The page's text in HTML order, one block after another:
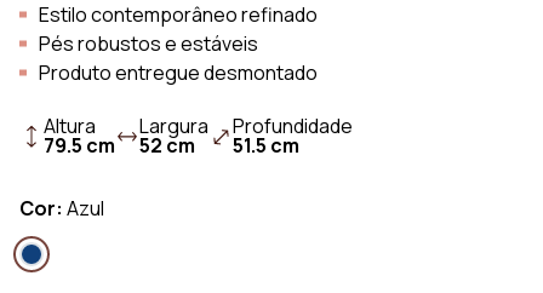
Estilo contemporâneo refinado
Pés robustos e estáveis
Produto entregue desmontado
Altura
79.5 cm
Largura
52 cm
Profundidade
51.5 cm
Cor: Azul